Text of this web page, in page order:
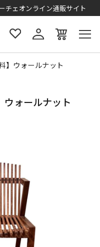
チェオンライン通販サイト
】ウォールナット
ウォールナット